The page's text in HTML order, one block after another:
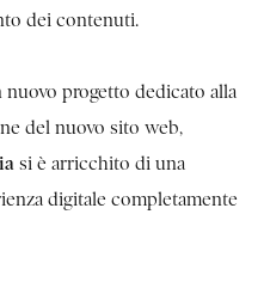
dei contenuti.
progetto dedicato alla
del nuovo sito web,
si è arricchito di una
digitale completamente